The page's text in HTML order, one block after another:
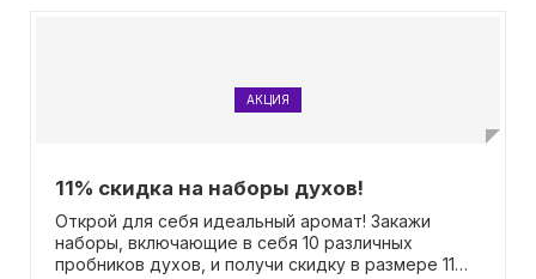
АКЦИЯ
11% скидка на наборы духов!
Открой для себя идеальный аромат! Закажи
наборы, включающие в себя 10 различных
пробников духов, и получи скидку в размере 11%!